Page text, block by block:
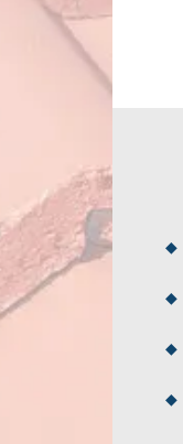
il est
les